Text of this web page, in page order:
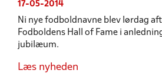
17-05-2014
Ni nye fodboldnavne blev lørdag
Fodboldens Hall of Fame i
jubilæum.
Læs nyheden